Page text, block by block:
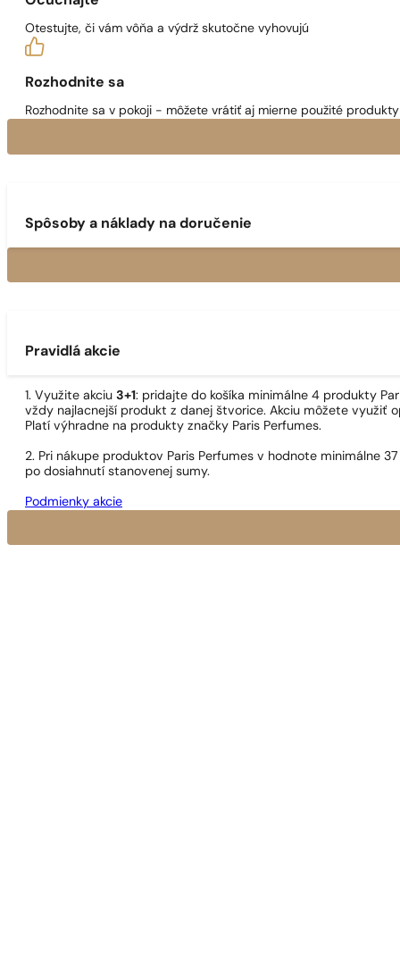
Otestujte, či vám vôňa a výdrž skutočne vyhovujú
Rozhodnite sa
Rozhodnite sa v pokoji - môžete vrátiť aj mierne použité
Spôsoby a náklady na doručenie
Pravidlá akcie
1. Využite akciu 3+1: pridajte do košíka minimálne 4 produkty
vždy najlacnejší produkt z danej štvorice. Akciu môžete využiť
Platí výhradne na produkty značky Paris Perfumes.
2. Pri nákupe produktov Paris Perfumes v hodnote minimálne
po dosiahnutí stanovenej sumy.
Podmienky akcie